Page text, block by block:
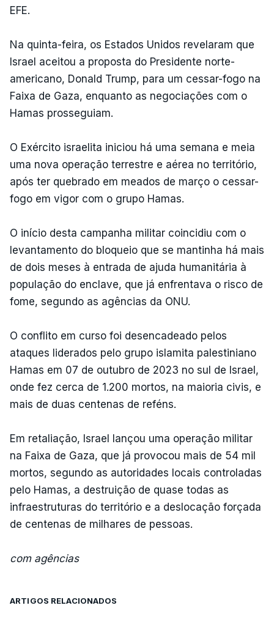
EFE.
Na quinta-feira, os Estados Unidos revelaram que
Israel aceitou a proposta do Presidente norte-
americano, Donald Trump, para um cessar-fogo na
Faixa de Gaza, enquanto as negociações com o
Hamas prosseguiam.
O Exército israelita iniciou há uma semana e meia
uma nova operação terrestre e aérea no território,
após ter quebrado em meados de março o cessar-
fogo em vigor com o grupo Hamas.
O início desta campanha militar coincidiu com o
levantamento do bloqueio que se mantinha há mais
de dois meses à entrada de ajuda humanitária à
população do enclave, que já enfrentava o risco de
fome, segundo as agências da ONU.
O conflito em curso foi desencadeado pelos
ataques liderados pelo grupo islamita palestiniano
Hamas em 07 de outubro de 2023 no sul de Israel,
onde fez cerca de 1.200 mortos, na maioria civis, e
mais de duas centenas de reféns.
Em retaliação, Israel lançou uma operação militar
na Faixa de Gaza, que já provocou mais de 54 mil
mortos, segundo as autoridades locais controladas
pelo Hamas, a destruição de quase todas as
infraestruturas do território e a deslocação forçada
de centenas de milhares de pessoas.
com agências
ARTIGOS RELACIONADOS